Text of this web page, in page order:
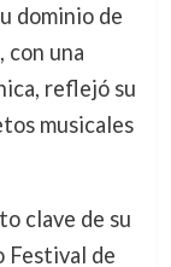
dominio de
con una
reflejó su
musicales
clave de su
Festival de